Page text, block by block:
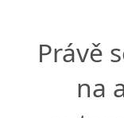
Právě
na